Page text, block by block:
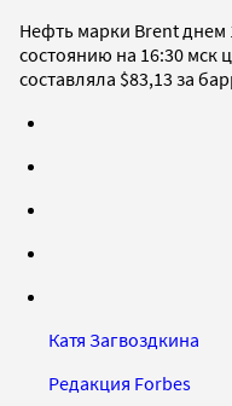
Нефть марки Brent днем
состоянию на 16:30 мск
составляла $83,13 за
Катя Загвоздкина
Редакция Forbes